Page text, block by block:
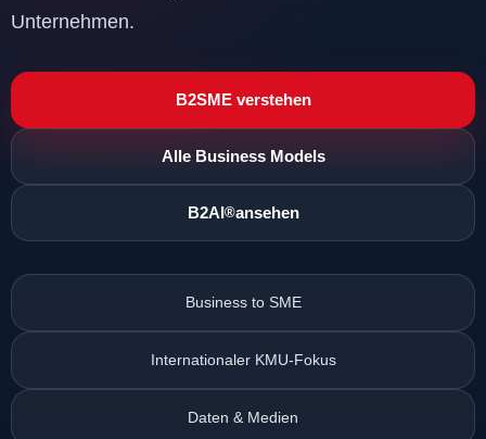
Unternehmen.
B2SME verstehen
Alle Business Models
B2AI®ansehen
Business to SME
Internationaler KMU-Fokus
Daten & Medien